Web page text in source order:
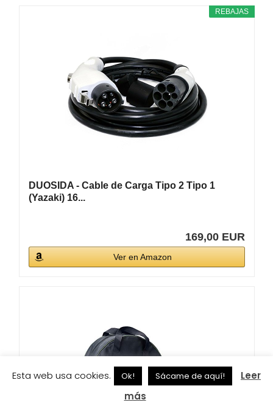
REBAJAS
DUOSIDA - Cable de Carga Tipo 2 Tipo 1
(Yazaki) 16...
169,00 EUR
Ver en Amazon
Esta web usa cookies. Ok! Sácame de aquí!
Leer
más